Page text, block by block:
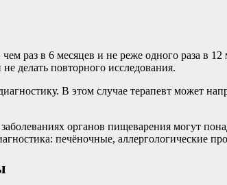
раз в 6 месяцев и не реже одного раза в 12
делать повторного исследования.
В этом случае терапевт может
органов пищеварения могут
печёночные, аллергологические